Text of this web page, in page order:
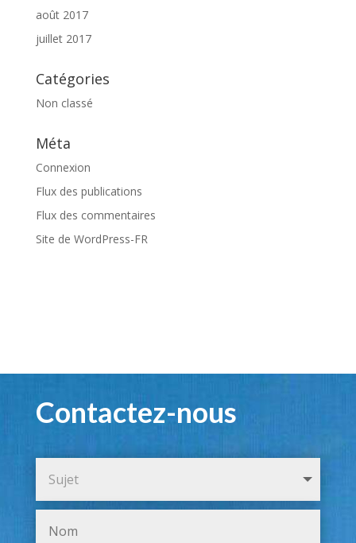
août 2017
juillet 2017
Catégories
Non classé
Méta
Connexion
Flux des publications
Flux des commentaires
Site de WordPress-FR
Contactez-nous